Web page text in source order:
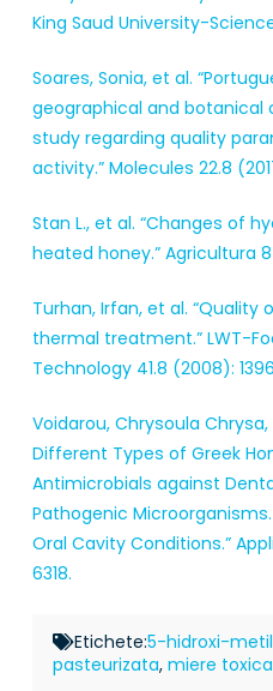
King Saud University-
Soares, Sonia, et al.
geographical and botanical
study regarding quality
activity.” Molecules 22.8
Stan L., et al. “Changes of
heated honey.” Agricultura
Turhan, Irfan, et al.
thermal treatment.” LWT-
Technology 41.8 (2008):
Voidarou, Chrysoula
Different Types of Greek
Antimicrobials against
Pathogenic
Oral Cavity Conditions.”
6318.
Etichete:5-hidroxi-
pasteurizata,miere toxica